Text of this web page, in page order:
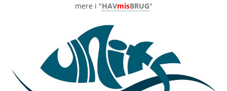
mere i "HAVmisBRUG"